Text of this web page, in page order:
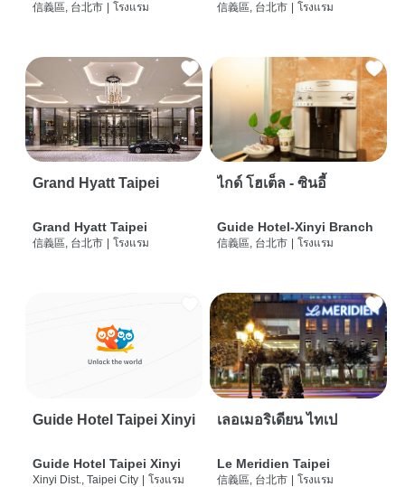
信義區, 台北市 โรงแรม 信義區, 台北市 โรงแรม
Grand Hyatt Taipei
Grand Hyatt Taipei
信義區, 台北市 โรงแรม
ไกด์ โฮเต็ล - ซินอี้
Guide Hotel-Xinyi Branch
信義區, 台北市 โรงแรม
Guide Hotel Taipei Xinyi
Guide Hotel Taipei Xinyi
Xinyi Dist., Taipei City | โรงแรม
เลอเมอริเดียน ไทเป
Le Meridien Taipei
信義區, 台北市 | โรงแรม